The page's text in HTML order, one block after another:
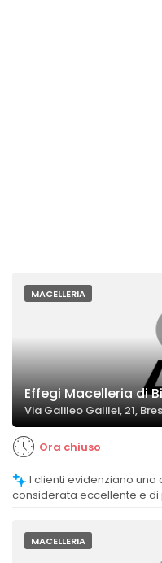
MACELLERIA
Effegi Macelleria di
Via Galileo Galilei, 21,
Ora chiuso
considerata eccellente e
MACELLERIA